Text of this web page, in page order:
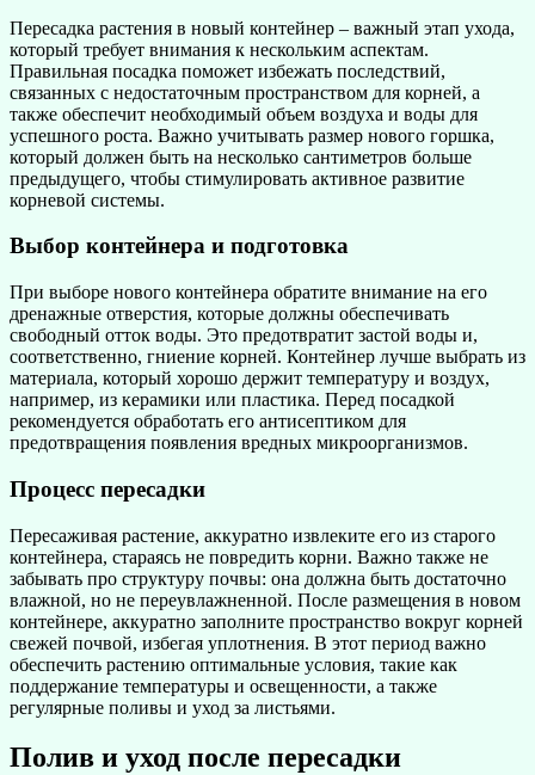
Пересадка растения в новый контейнер – важный этап ухода,
который требует внимания к нескольким аспектам.
Правильная посадка поможет избежать последствий,
связанных с недостаточным пространством для корней, а
также обеспечит необходимый объем воздуха и воды для
успешного роста. Важно учитывать размер нового горшка,
который должен быть на несколько сантиметров больше
предыдущего, чтобы стимулировать активное развитие
корневой системы.
Выбор контейнера и подготовка
При выборе нового контейнера обратите внимание на его
дренажные отверстия, которые должны обеспечивать
свободный отток воды. Это предотвратит застой воды и,
соответственно, гниение корней. Контейнер лучше выбрать из
материала, который хорошо держит температуру и воздух,
например, из керамики или пластика. Перед посадкой
рекомендуется обработать его антисептиком для
предотвращения появления вредных микроорганизмов.
Процесс пересадки
Пересаживая растение, аккуратно извлеките его из старого
контейнера, стараясь не повредить корни. Важно также не
забывать про структуру почвы: она должна быть достаточно
влажной, но не переувлажненной. После размещения в новом
контейнере, аккуратно заполните пространство вокруг корней
свежей почвой, избегая уплотнения. В этот период важно
обеспечить растению оптимальные условия, такие как
поддержание температуры и освещенности, а также
регулярные поливы и уход за листьями.
Полив и уход после пересадки